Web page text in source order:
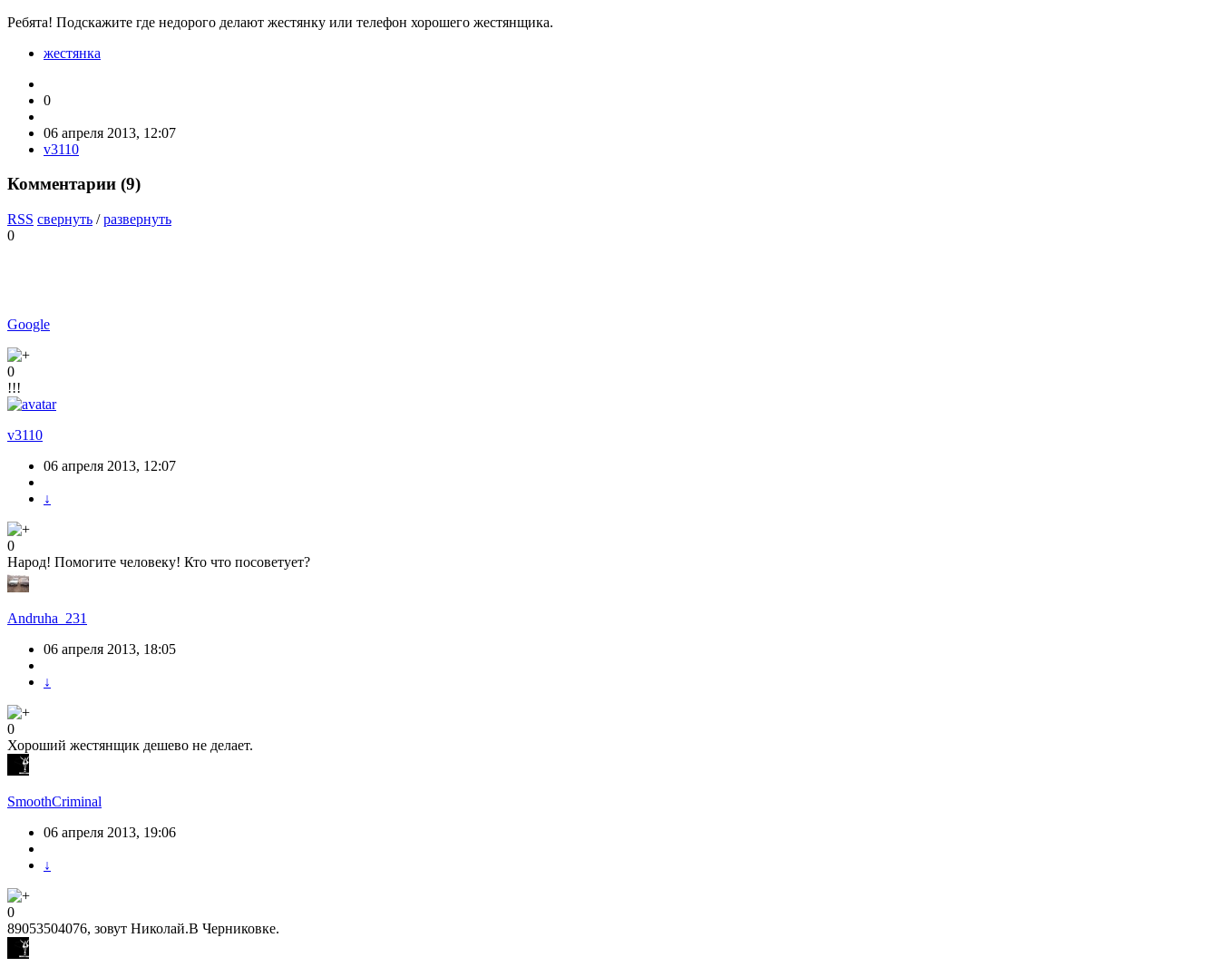
Ребята! Подскажите где недорого делают жестянку или телефон хорошего жестянщика.
жестянка
0
06 апреля 2013, 12:07
v3110
Комментарии (9)
RSS свернуть /развернуть
0
Google
0
!!!
v3110
06 апреля 2013, 12:07
↓
0
Народ! Помогите человеку! Кто что посоветует?
Andruha_231
06 апреля 2013, 18:05
↓
0
Хороший жестянщик дешево не делает.
SmoothCriminal
06 апреля 2013, 19:06
↓
0
89053504076, зовут Николай.В Черниковке.